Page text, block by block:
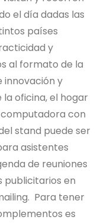
el día dadas las
países
y
al formato de la
innovación y
oficina, el hogar
con
stand puede ser
asistentes
de reuniones
publicitarios en
Para tener
es